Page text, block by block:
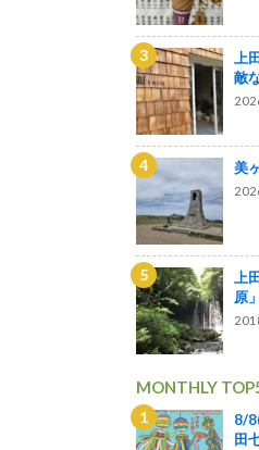
上
敵
美
上
原
MONTHLY
8/
田